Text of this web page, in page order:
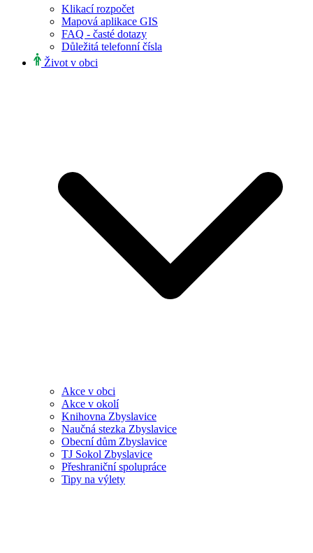
Klikací rozpočet
Mapová aplikace GIS
FAQ - časté dotazy
Důležitá telefonní čísla
Život v obci
Akce v obci
Akce v okolí
Knihovna Zbyslavice
Naučná stezka Zbyslavice
Obecní dům Zbyslavice
TJ Sokol Zbyslavice
Přeshraniční spolupráce
Tipy na výlety